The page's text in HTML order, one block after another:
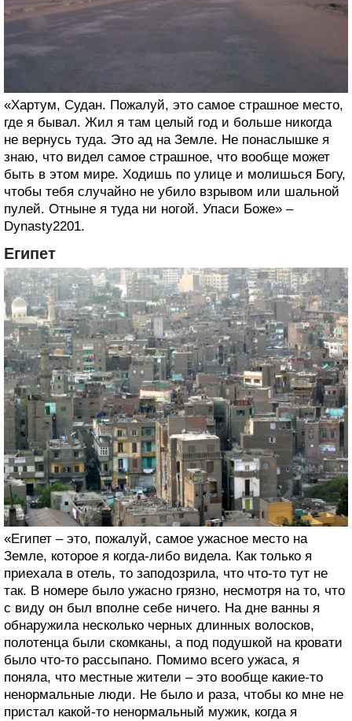
«Хартум, Судан. Пожалуй, это самое страшное место,
где я бывал. Жил я там целый год и больше никогда
не вернусь туда. Это ад на Земле. Не понаслышке я
знаю, что видел самое страшное, что вообще может
быть в этом мире. Ходишь по улице и молишься Богу,
чтобы тебя случайно не убило взрывом или шальной
пулей. Отныне я туда ни ногой. Упаси Боже» –
Dynasty2201.
Египет
«Египет – это, пожалуй, самое ужасное место на
Земле, которое я когда-либо видела. Как только я
приехала в отель, то заподозрила, что что-то тут не
так. В номере было ужасно грязно, несмотря на то, что
с виду он был вполне себе ничего. На дне ванны я
обнаружила несколько черных длинных волосков,
полотенца были скомканы, а под подушкой на кровати
было что-то рассыпано. Помимо всего ужаса, я
поняла, что местные жители – это вообще какие-то
ненормальные люди. Не было и раза, чтобы ко мне не
пристал какой-то ненормальный мужик, когда я